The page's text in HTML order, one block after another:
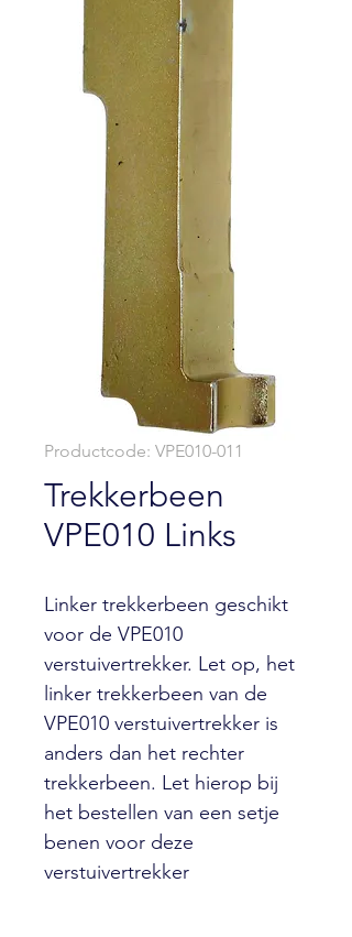
Productcode: VPE010-011
Trekkerbeen
VPE010 Links
Linker trekkerbeen geschikt
voor de VPE010
verstuivertrekker. Let op, het
linker trekkerbeen van de
VPE010 verstuivertrekker is
anders dan het rechter
trekkerbeen. Let hierop bij
het bestellen van een setje
benen voor deze
verstuivertrekker